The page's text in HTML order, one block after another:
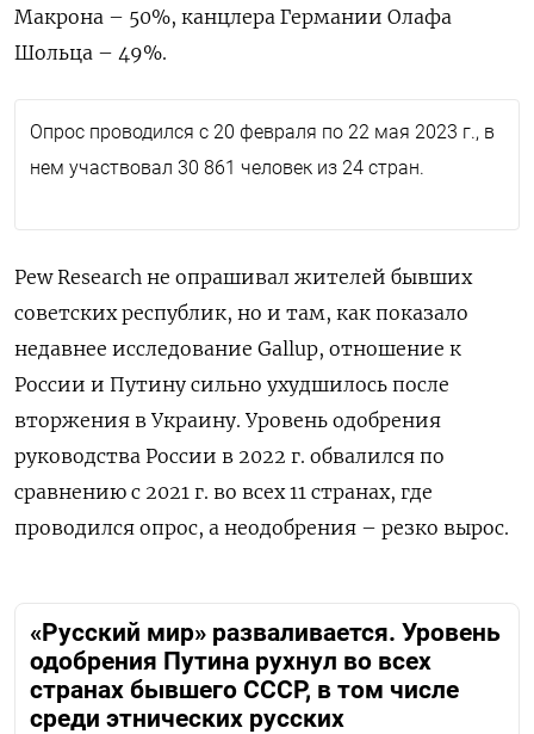
Макрона – 50%, канцлера Германии Олафа
Шольца – 49%.
Опрос проводился с 20 февраля по 22 мая 2023 г., в
нем участвовал 30 861 человек из 24 стран.
Pew Research не опрашивал жителей бывших
советских республик, но и там, как показало
недавнее исследование Gallup, отношение к
России и Путину сильно ухудшилось после
вторжения в Украину. Уровень одобрения
руководства России в 2022 г. обвалился по
сравнению с 2021 г. во всех 11 странах, где
проводился опрос, а неодобрения – резко вырос.
«Русский мир» разваливается. Уровень
одобрения Путина рухнул во всех
странах бывшего СССР, в том числе
среди этнических русских